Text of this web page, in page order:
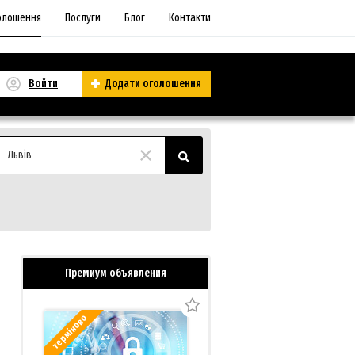
Послуги Блог Контакти
Войти Додати оголошення
Львів
Премиум объявления
терміново